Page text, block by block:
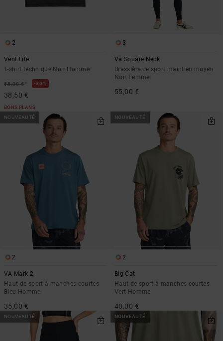
2
Vent Lite
T-shirt technique Noir Homme
55,00 €* 30%
38,50 €
BONS PLANS
3
Va Square Neck
Brassière de sport maintien moyen
Noir Femme
55,00 €
NOUVEAUTÉ
2
VA Mark 2
Haut de sport à manches courtes
Bleu Homme
35,00 €
NOUVEAUTÉ
2
Big Cat
Haut de sport à manches courtes
Vert Homme
40,00 €
NOUVEAUTÉ NOUVEAUTÉ